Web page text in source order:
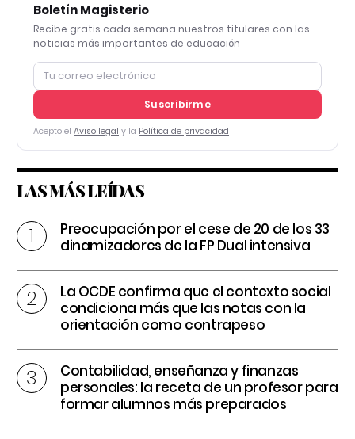
Boletín Magisterio
Recibe gratis cada semana nuestros titulares con las
noticias más importantes de educación
Suscribirme
Acepto el Aviso legal y la Política de privacidad
LAS MÁS LEÍDAS
Preocupación por el cese de 20 de los 33
dinamizadores de la FP Dual intensiva
La OCDE confirma que el contexto social
condiciona más que las notas con la
orientación como contrapeso
Contabilidad, enseñanza y finanzas
personales: la receta de un profesor para
formar alumnos más preparados